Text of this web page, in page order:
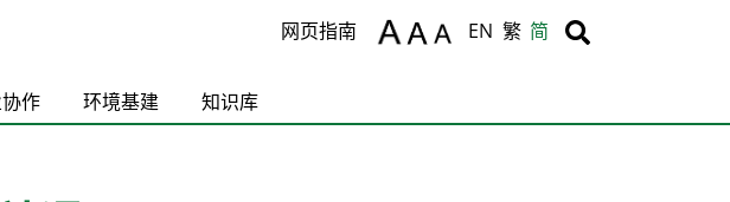
Body
网页指南 EN 繁 简 Body
作 环境基建 知识库